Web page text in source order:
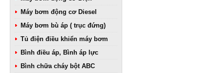
Máy bơm động cơ Diesel
Máy bơm bù áp ( trục đứng)
Tủ điện điều khiển máy bơm
Bình điều áp, Bình áp lực
Bình chữa cháy bột ABC